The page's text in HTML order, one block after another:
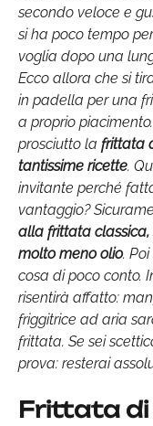
secondo veloce e
si ha poco tempo
voglia dopo una
Ecco allora che si
in padella per una
a proprio
prosciutto la frittata
tantissime ricette.
invitante perché
vantaggio?
alla frittata classica,
molto meno olio.
cosa di poco conto.
risentirà affatto:
friggitrice ad aria
frittata. Se sei
prova: resterai
Frittata di